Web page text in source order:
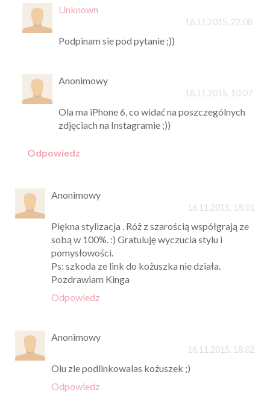
Unknown
16.11.2015, 22:08
Podpinam sie pod pytanie ;))
Anonimowy
18.11.2015, 10:07
Ola ma iPhone 6, co widać na poszczególnych
zdjęciach na Instagramie ;))
Odpowiedz
Anonimowy
16.11.2015, 18:01
Piękna stylizacja . Róż z szarością współgrają ze
sobą w 100%. :) Gratuluję wyczucia stylu i
pomysłowości.
Ps: szkoda ze link do kożuszka nie działa.
Pozdrawiam Kinga
Odpowiedz
Anonimowy
16.11.2015, 18:02
Olu zle podlinkowalas kożuszek ;)
Odpowiedz